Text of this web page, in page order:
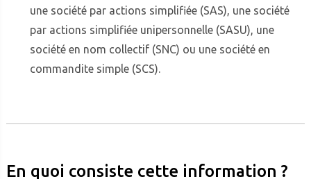
une société par actions simplifiée (SAS), une société
par actions simplifiée unipersonnelle (SASU), une
société en nom collectif (SNC) ou une société en
commandite simple (SCS).
En quoi consiste cette information ?